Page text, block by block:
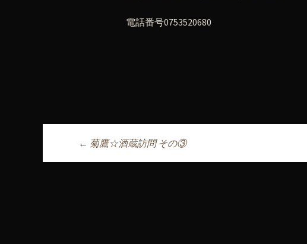
電話番号0753520680
投稿ナビゲーション
← 菊鷹☆酒蔵訪問 その③